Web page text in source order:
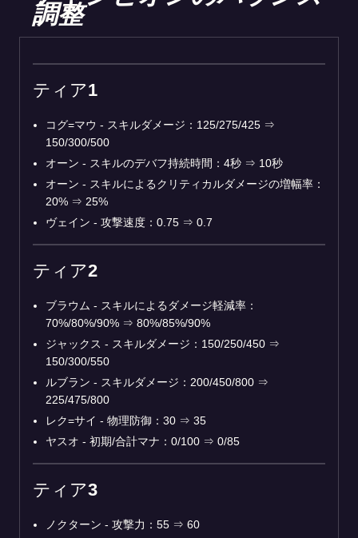
調整
ティア1
コグ=マウ - スキルダメージ：125/275/425 ⇒
150/300/500
オーン - スキルのデバフ持続時間：4秒 ⇒ 10秒
オーン - スキルによるクリティカルダメージの増幅率：
20% ⇒ 25%
ヴェイン - 攻撃速度：0.75 ⇒ 0.7
ティア2
ブラウム - スキルによるダメージ軽減率：
70%/80%/90% ⇒ 80%/85%/90%
ジャックス - スキルダメージ：150/250/450 ⇒
150/300/550
ルブラン - スキルダメージ：200/450/800 ⇒
225/475/800
レク=サイ - 物理防御：30 ⇒ 35
ヤスオ - 初期/合計マナ：0/100 ⇒ 0/85
ティア3
ノクターン - 攻撃力：55 ⇒ 60